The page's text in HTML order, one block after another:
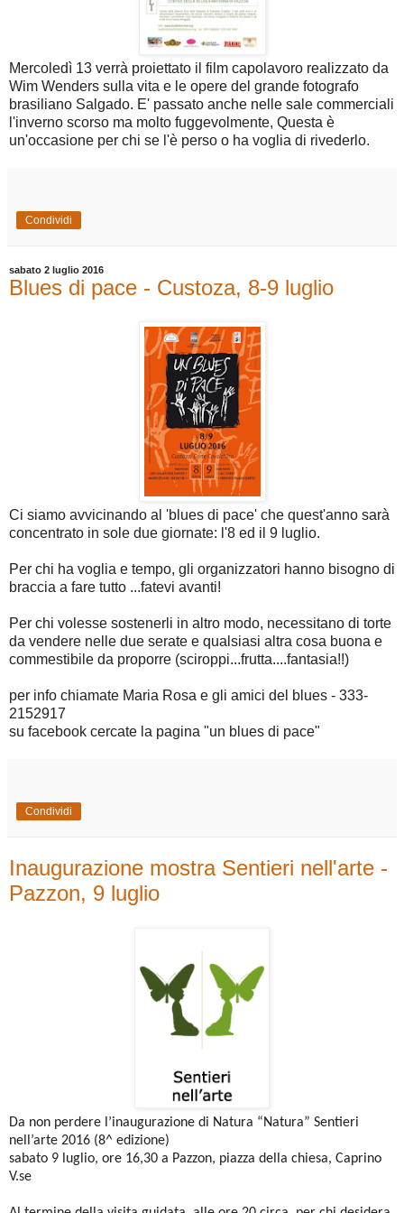
Mercoledì 13 verrà proiettato il film capolavoro realizzato da
Wim Wenders sulla vita e le opere del grande fotografo
brasiliano Salgado. E' passato anche nelle sale commerciali
l'inverno scorso ma molto fuggevolmente, Questa è
un'occasione per chi se l'è perso o ha voglia di rivederlo.
Condividi
sabato 2 luglio 2016
Blues di pace - Custoza, 8-9 luglio
Ci siamo avvicinando al 'blues di pace' che quest'anno sarà
concentrato in sole due giornate: l'8 ed il 9 luglio.
Per chi ha voglia e tempo, gli organizzatori hanno bisogno di
braccia a fare tutto ...fatevi avanti!
Per chi volesse sostenerli in altro modo, necessitano di torte
da vendere nelle due serate e qualsiasi altra cosa buona e
commestibile da proporre (sciroppi...frutta....fantasia!!)
per info chiamate Maria Rosa e gli amici del blues - 333-
2152917
su facebook cercate la pagina "un blues di pace"
Condividi
Inaugurazione mostra Sentieri nell'arte -
Pazzon, 9 luglio
Da non perdere l’inaugurazione di Natura “Natura” Sentieri
nell’arte 2016 (8^ edizione)
sabato 9 luglio, ore 16,30 a Pazzon, piazza della chiesa, Caprino
V.se